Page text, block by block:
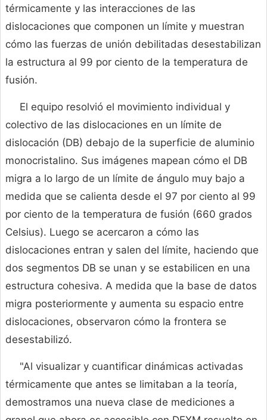
térmicamente y las interacciones de las
dislocaciones que componen un límite y muestran
cómo las fuerzas de unión debilitadas desestabilizan
la estructura al 99 por ciento de la temperatura de
fusión.
El equipo resolvió el movimiento individual y
colectivo de las dislocaciones en un límite de
dislocación (DB) debajo de la superficie de aluminio
monocristalino. Sus imágenes mapean cómo el DB
migra a lo largo de un límite de ángulo muy bajo a
medida que se calienta desde el 97 por ciento al 99
por ciento de la temperatura de fusión (660 grados
Celsius). Luego se acercaron a cómo las
dislocaciones entran y salen del límite, haciendo que
dos segmentos DB se unan y se estabilicen en una
estructura cohesiva. A medida que la base de datos
migra posteriormente y aumenta su espacio entre
dislocaciones, observaron cómo la frontera se
desestabilizó.
"Al visualizar y cuantificar dinámicas activadas
térmicamente que antes se limitaban a la teoría,
demostramos una nueva clase de mediciones a